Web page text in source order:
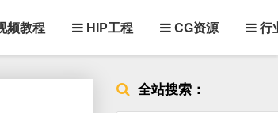
频教程 HIP工程 CG资源 行
全站搜索：